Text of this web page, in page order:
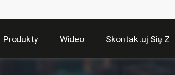
Produkty Wideo Skontaktuj Się Z